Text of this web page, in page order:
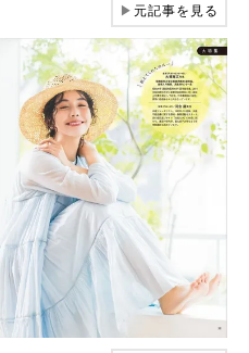
▶元記事を見る